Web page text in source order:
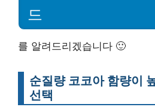
드
를 알려드리겠습니다 🙂
순질량 코코아 함량이
선택